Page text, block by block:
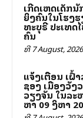
ເກີດເຫດເດັກ
ຍິງຄົນໃນໂຮງ
ທະບຸຣີ ປະເທດ
ຄົນ
ທີ 7 August, 2026
ແຈ້ງເຕືອນ ເຝົ້
ຊອງ ເມືອງວັງ
ວຽງຈັນ ໃນລະ
ຫາ 09 ສິງຫາ